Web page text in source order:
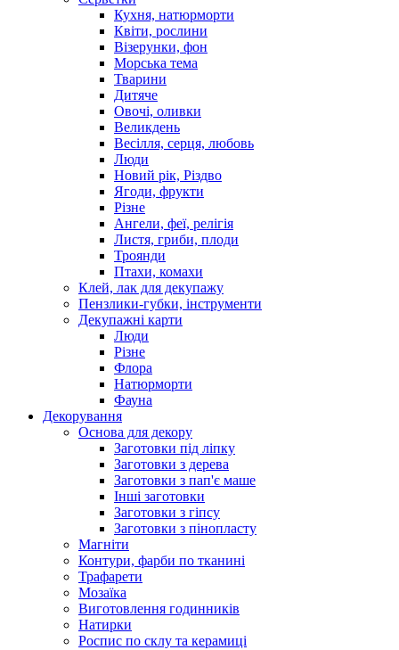
Кухня, натюрморти
Квіти, рослини
Візерунки, фон
Морська тема
Тварини
Дитяче
Овочі, оливки
Великдень
Весілля, серця, любовь
Люди
Новий рік, Різдво
Ягоди, фрукти
Різне
Ангели, феї, релігія
Листя, гриби, плоди
Троянди
Птахи, комахи
Клей, лак для декупажу
Пензлики-губки, інструменти
Декупажні карти
Люди
Різне
Флора
Натюрморти
Фауна
Декорування
Основа для декору
Заготовки під ліпку
Заготовки з дерева
Заготовки з пап'є маше
Інші заготовки
Заготовки з гіпсу
Заготовки з пінопласту
Магніти
Контури, фарби по тканині
Трафарети
Мозаїка
Виготовлення годинників
Натирки
Роспис по склу та керамиці